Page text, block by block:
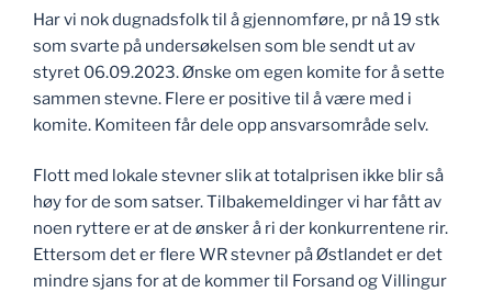
Har vi nok dugnadsfolk til å gjennomføre, pr nå 19 stk
som svarte på undersøkelsen som ble sendt ut av
styret 06.09.2023. Ønske om egen komite for å sette
sammen stevne. Flere er positive til å være med i
komite. Komiteen får dele opp ansvarsområde selv.
Flott med lokale stevner slik at totalprisen ikke blir så
høy for de som satser. Tilbakemeldinger vi har fått av
noen ryttere er at de ønsker å ri der konkurrentene rir.
Ettersom det er flere WR stevner på Østlandet er det
mindre sjans for at de kommer til Forsand og Villingur